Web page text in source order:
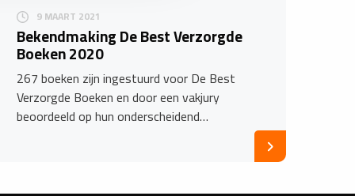
9 MAART 2021
Bekendmaking De Best Verzorgde
Boeken 2020
267 boeken zijn ingestuurd voor De Best
Verzorgde Boeken en door een vakjury
beoordeeld op hun onderscheidend…